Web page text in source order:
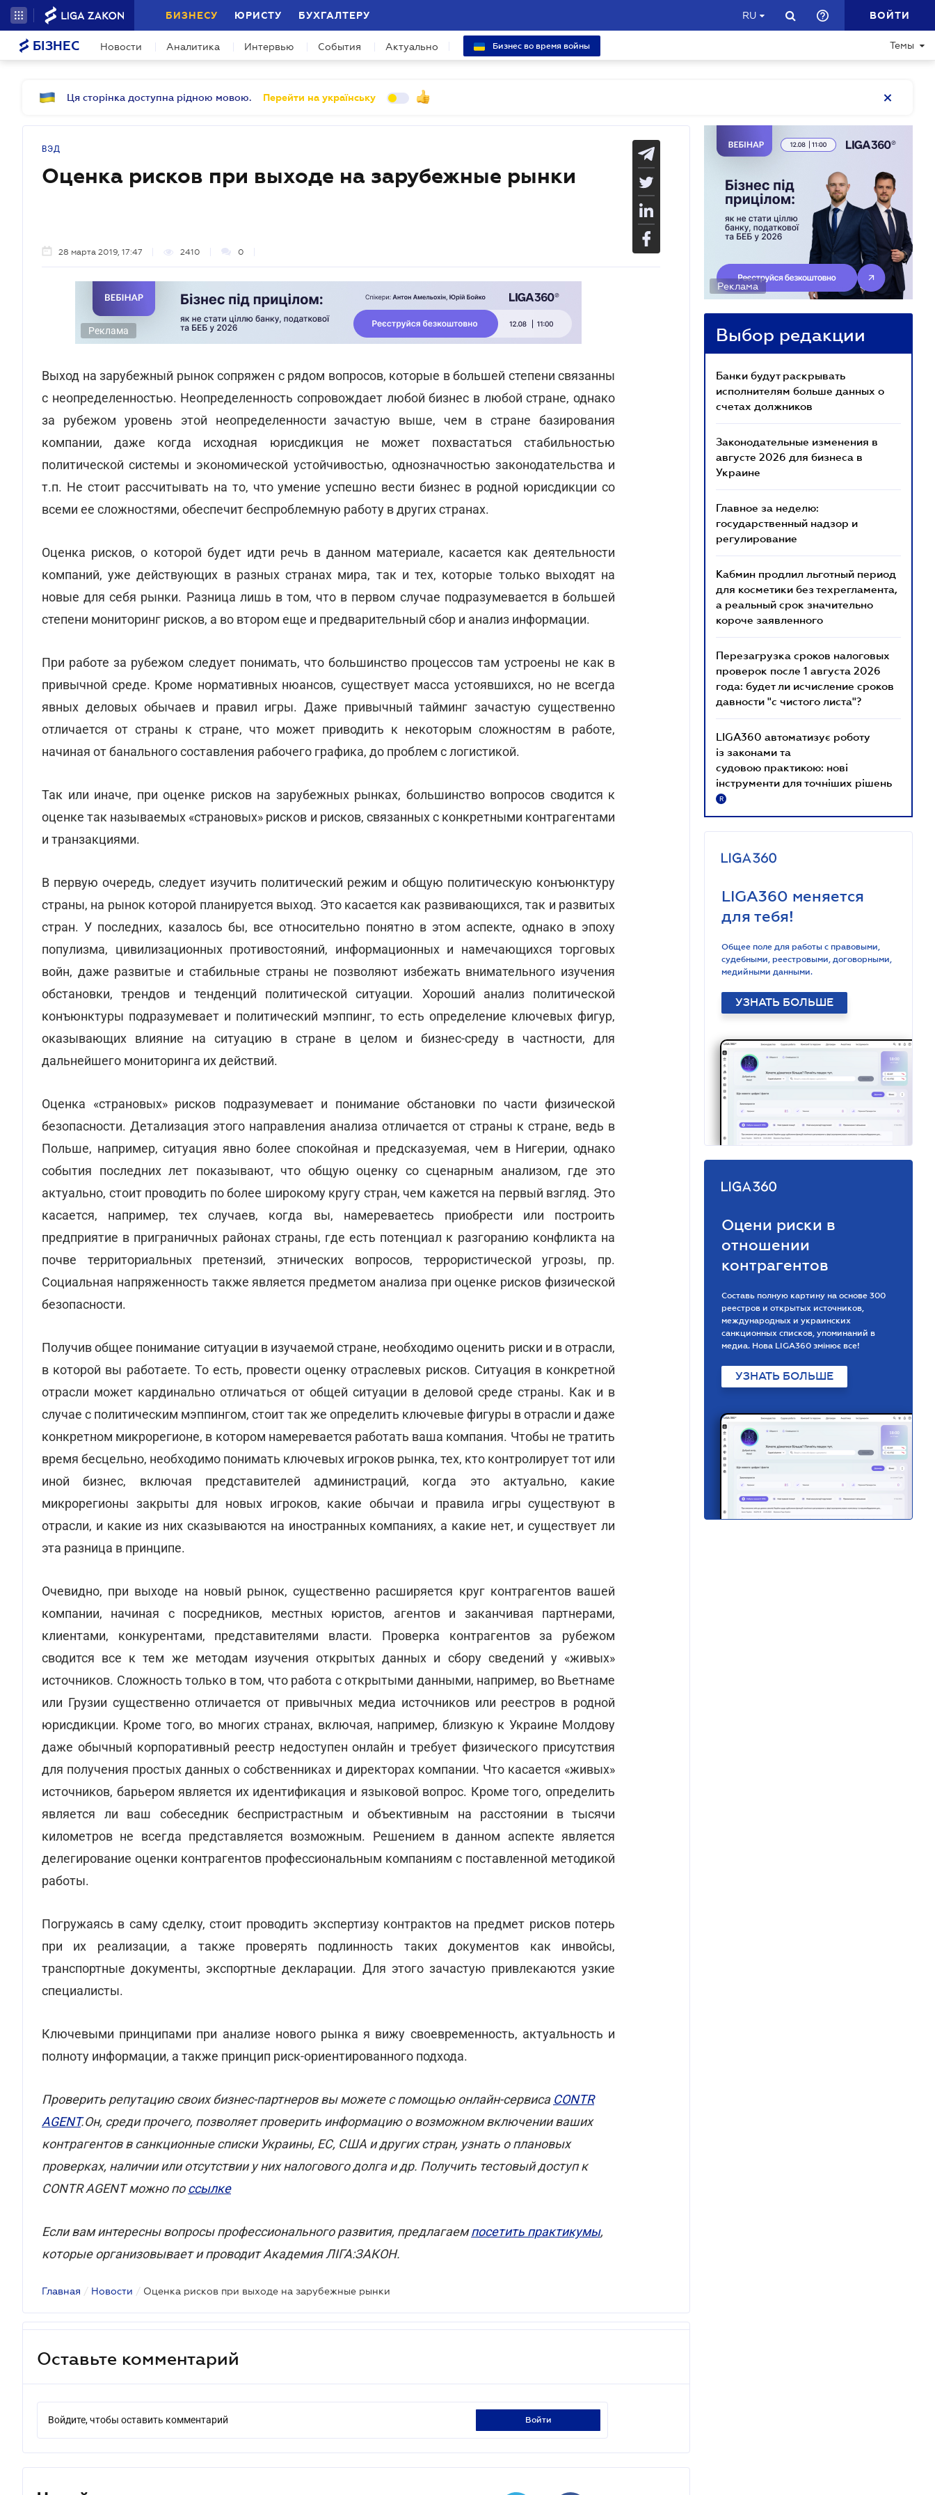
БИЗНЕСУ ЮРИСТУ БУХГАЛТЕРУ RU ВОЙТИ
БІЗНЕС Новости Аналитика Интервью События Актуально Бизнес во время войны Темы
Ця сторінка доступна рідною мовою. Перейти на українську
ВЭД
Оценка рисков при выходе на зарубежные рынки
28 марта 2019, 17:47 2410 0
Реклама
Выход на зарубежный рынок сопряжен с рядом вопросов, которые в большей степени связанны
с неопределенностью. Неопределенность сопровождает любой бизнес в любой стране, однако
за рубежом уровень этой неопределенности зачастую выше, чем в стране базирования
компании, даже когда исходная юрисдикция не может похвастаться стабильностью
политической системы и экономической устойчивостью, однозначностью законодательства и
т.п. Не стоит рассчитывать на то, что умение успешно вести бизнес в родной юрисдикции со
всеми ее сложностями, обеспечит беспроблемную работу в других странах.
Оценка рисков, о которой будет идти речь в данном материале, касается как деятельности
компаний, уже действующих в разных странах мира, так и тех, которые только выходят на
новые для себя рынки. Разница лишь в том, что в первом случае подразумевается в большей
степени мониторинг рисков, а во втором еще и предварительный сбор и анализ информации.
При работе за рубежом следует понимать, что большинство процессов там устроены не как в
привычной среде. Кроме нормативных нюансов, существует масса устоявшихся, но не всегда
явных деловых обычаев и правил игры. Даже привычный тайминг зачастую существенно
отличается от страны к стране, что может приводить к некоторым сложностям в работе,
начиная от банального составления рабочего графика, до проблем с логистикой.
Так или иначе, при оценке рисков на зарубежных рынках, большинство вопросов сводится к
оценке так называемых «страновых» рисков и рисков, связанных с конкретными контрагентами
и транзакциями.
В первую очередь, следует изучить политический режим и общую политическую конъюнктуру
страны, на рынок которой планируется выход. Это касается как развивающихся, так и развитых
стран. У последних, казалось бы, все относительно понятно в этом аспекте, однако в эпоху
популизма, цивилизационных противостояний, информационных и намечающихся торговых
войн, даже развитые и стабильные страны не позволяют избежать внимательного изучения
обстановки, трендов и тенденций политической ситуации. Хороший анализ политической
конъюнктуры подразумевает и политический мэппинг, то есть определение ключевых фигур,
оказывающих влияние на ситуацию в стране в целом и бизнес-среду в частности, для
дальнейшего мониторинга их действий.
Оценка «страновых» рисков подразумевает и понимание обстановки по части физической
безопасности. Детализация этого направления анализа отличается от страны к стране, ведь в
Польше, например, ситуация явно более спокойная и предсказуемая, чем в Нигерии, однако
события последних лет показывают, что общую оценку со сценарным анализом, где это
актуально, стоит проводить по более широкому кругу стран, чем кажется на первый взгляд. Это
касается, например, тех случаев, когда вы, намереваетесь приобрести или построить
предприятие в приграничных районах страны, где есть потенциал к разгоранию конфликта на
почве территориальных претензий, этнических вопросов, террористической угрозы, пр.
Социальная напряженность также является предметом анализа при оценке рисков физической
безопасности.
Получив общее понимание ситуации в изучаемой стране, необходимо оценить риски и в отрасли,
в которой вы работаете. То есть, провести оценку отраслевых рисков. Ситуация в конкретной
отрасли может кардинально отличаться от общей ситуации в деловой среде страны. Как и в
случае с политическим мэппингом, стоит так же определить ключевые фигуры в отрасли и даже
конкретном микрорегионе, в котором намеревается работать ваша компания. Чтобы не тратить
время бесцельно, необходимо понимать ключевых игроков рынка, тех, кто контролирует тот или
иной бизнес, включая представителей администраций, когда это актуально, какие
микрорегионы закрыты для новых игроков, какие обычаи и правила игры существуют в
отрасли, и какие из них сказываются на иностранных компаниях, а какие нет, и существует ли
эта разница в принципе.
Очевидно, при выходе на новый рынок, существенно расширяется круг контрагентов вашей
компании, начиная с посредников, местных юристов, агентов и заканчивая партнерами,
клиентами, конкурентами, представителями власти. Проверка контрагентов за рубежом
сводится все к тем же методам изучения открытых данных и сбору сведений у «живых»
источников. Сложность только в том, что работа с открытыми данными, например, во Вьетнаме
или Грузии существенно отличается от привычных медиа источников или реестров в родной
юрисдикции. Кроме того, во многих странах, включая, например, близкую к Украине Молдову
даже обычный корпоративный реестр недоступен онлайн и требует физического присутствия
для получения простых данных о собственниках и директорах компании. Что касается «живых»
источников, барьером является их идентификация и языковой вопрос. Кроме того, определить
является ли ваш собеседник беспристрастным и объективным на расстоянии в тысячи
километров не всегда представляется возможным. Решением в данном аспекте является
делегирование оценки контрагентов профессиональным компаниям с поставленной методикой
работы.
Погружаясь в саму сделку, стоит проводить экспертизу контрактов на предмет рисков потерь
при их реализации, а также проверять подлинность таких документов как инвойсы,
транспортные документы, экспортные декларации. Для этого зачастую привлекаются узкие
специалисты.
Ключевыми принципами при анализе нового рынка я вижу своевременность, актуальность и
полноту информации, а также принцип риск-ориентированного подхода.
Проверить репутацию своих бизнес-партнеров вы можете с помощью онлайн-сервиса CONTR
AGENT.Он, среди прочего, позволяет проверить информацию о возможном включении ваших
контрагентов в санкционные списки Украины, ЕС, США и других стран, узнать о плановых
проверках, наличии или отсутствии у них налогового долга и др. Получить тестовый доступ к
СONTR AGENT можно поссылке
Если вам интересны вопросы профессионального развития, предлагаемпосетить практикумы,
которые организовывает и проводит Академия ЛІГА:ЗАКОН.
Главная / Новости / Оценка рисков при выходе на зарубежные рынки
Оставьте комментарий
Войдите, чтобы оставить комментарий войти
Реклама
Выбор редакции
Банки будут раскрывать
исполнителям больше данных о
счетах должников
Законодательные изменения в
августе 2026 для бизнеса в
Украине
Главное за неделю:
государственный надзор и
регулирование
Кабмин продлил льготный период
для косметики без техрегламента,
а реальный срок значительно
короче заявленного
Перезагрузка сроков налоговых
проверок после 1 августа 2026
года: будет ли исчисление сроков
давности "с чистого листа"?
LIGA360 автоматизує роботу
із законами та
судовою практикою: нові
інструменти для точніших рішень
R
LIGA360 меняется
для тебя!
Общее поле для работы с правовыми,
судебными, реестровыми, договорными,
медийными данными.
УЗНАТЬ БОЛЬШЕ
Оцени риски в
отношении
контрагентов
Составь полную картину на основе 300
реестров и открытых источников,
международных и украинских
санкционных списков, упоминаний в
медиа. Нова LIGA360 змінює все!
УЗНАТЬ БОЛЬШЕ